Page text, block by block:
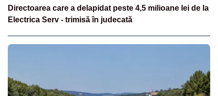
Directoarea care a delapidat peste 4,5 milioane lei de la
Electrica Serv - trimisă în judecată